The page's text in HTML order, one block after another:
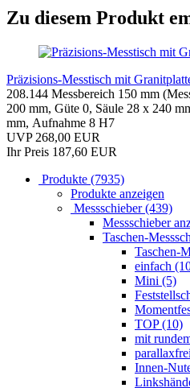
Zu diesem Produkt
Präzisions-Messtisch mit
208.144 Messbereich 150 mm
200 mm, Güte 0, Säule 28 x 240
mm, Aufnahme 8 H7
UVP 268,00 EUR
Ihr Preis 187,60 EUR
Produkte (7935)
Produkte anzeigen
Messschieber (439)
Messschieber
Taschen-
Taschen-
einfach
Mini (5)
TOP (10)
mit
Innen-